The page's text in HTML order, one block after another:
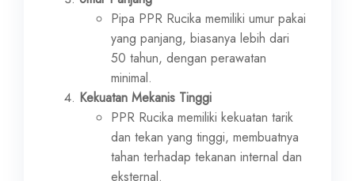
Pipa PPR Rucika memiliki umur pakai
yang panjang, biasanya lebih dari
50 tahun, dengan perawatan
minimal.
Kekuatan Mekanis Tinggi
PPR Rucika memiliki kekuatan tarik
dan tekan yang tinggi, membuatnya
tahan terhadap tekanan internal dan
eksternal.